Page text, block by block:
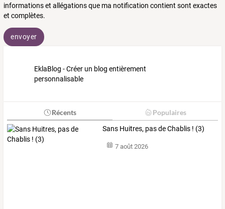
informations et allégations que ma notification contient sont exactes
et complètes.
envoyer
EklaBlog - Créer un blog entièrement
personnalisable
Récents Populaires
Sans Huitres, pas de Chablis ! (3)
7 août 2026